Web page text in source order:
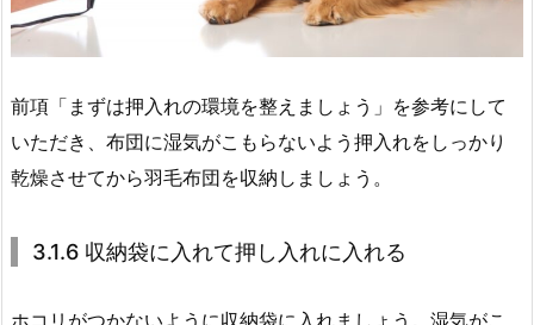
前項「まずは押入れの環境を整えましょう」を参考にして
いただき、布団に湿気がこもらないよう押入れをしっかり
乾燥させてから羽毛布団を収納しましょう。
3.1.6 収納袋に入れて押し入れに入れる
ホコリがつかないように収納袋に入れましょう。湿気がこ